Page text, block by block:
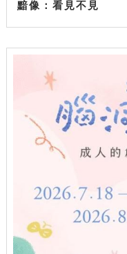
黯像：看見不見